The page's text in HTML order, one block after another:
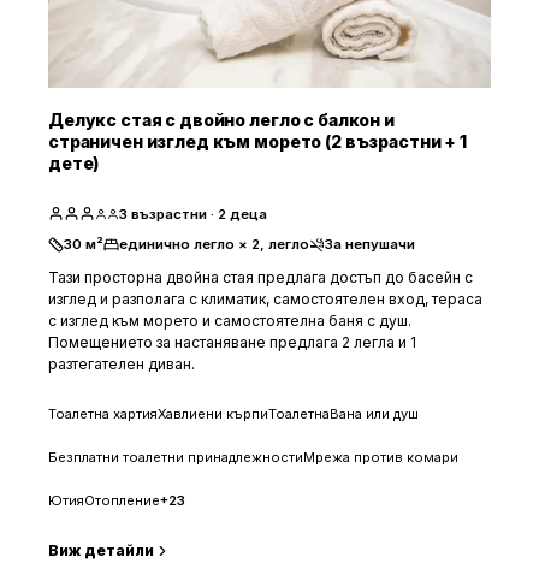
Делукс стая с двойно легло с балкон и
страничен изглед към морето (2 възрастни + 1
дете)
3 възрастни · 2 деца
30 м² единично легло × 2, легло За непушачи
Тази просторна двойна стая предлага достъп до басейн с
изглед и разполага с климатик, самостоятелен вход, тераса
с изглед към морето и самостоятелна баня с душ.
Помещението за настаняване предлага 2 легла и 1
разтегателен диван.
Тоалетна хартияХавлиени кърпиТоалетнаВана или душ
Безплатни тоалетни принадлежностиМрежа против комари
ЮтияОтопление+23
Виж детайли